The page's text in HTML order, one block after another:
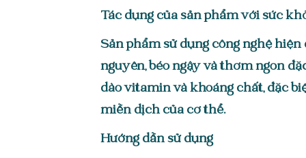
Tác dụng của sản phẩm với sức
Sản phẩm sử dụng công nghệ
nguyên, béo ngậy và thơm ngon
dào vitamin và khoáng chất, đặc
miễn dịch của cơ thể.
Hướng dẫn sử dụng